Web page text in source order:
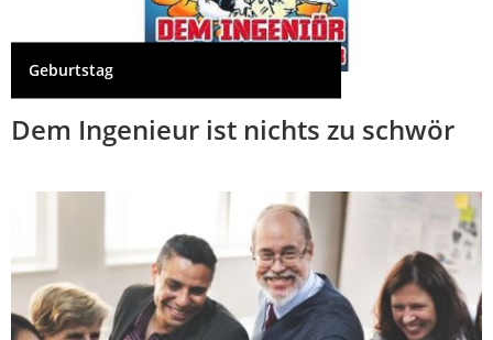
Geburtstag
Dem Ingenieur ist nichts zu schwör